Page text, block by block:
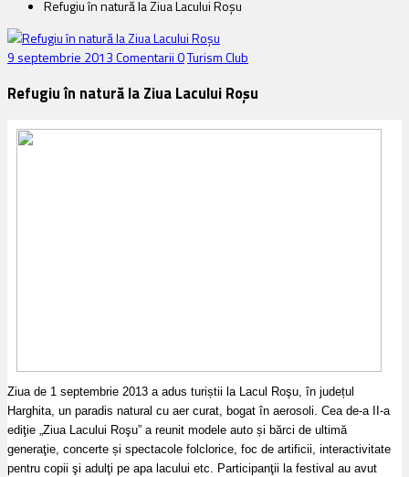
Refugiu în natură la Ziua Lacului Roșu
9 septembrie 2013Comentarii 0Turism Club
Refugiu în natură la Ziua Lacului Roșu
Ziua de 1 septembrie 2013 a adus turiștii la Lacul Roşu, în județul
Harghita, un paradis natural cu aer curat, bogat în aerosoli. Cea de-a II-a
ediţie „Ziua Lacului Roşu” a reunit modele auto și bărci de ultimă
generaţie, concerte și spectacole folclorice, foc de artificii, interactivitate
pentru copii şi adulţi pe apa lacului etc. Participanţii la festival au avut